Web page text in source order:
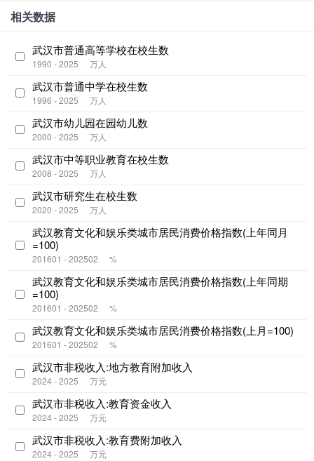
相关数据
武汉市普通高等学校在校生数
1990 - 2025 万人
武汉市普通中学在校生数
1996 - 2025 万人
武汉市幼儿园在园幼儿数
2000 - 2025 万人
武汉市中等职业教育在校生数
2008 - 2025 万人
武汉市研究生在校生数
2020 - 2025 万人
武汉教育文化和娱乐类城市居民消费价格指数(上年同月
=100)
201601 - 202502 %
武汉教育文化和娱乐类城市居民消费价格指数(上年同期
=100)
201601 - 202502 %
武汉教育文化和娱乐类城市居民消费价格指数(上月=100)
201601 - 202502 %
武汉市非税收入:地方教育附加收入
2024 - 2025 万元
武汉市非税收入:教育资金收入
2024 - 2025 万元
武汉市非税收入:教育费附加收入
2024 - 2025 万元